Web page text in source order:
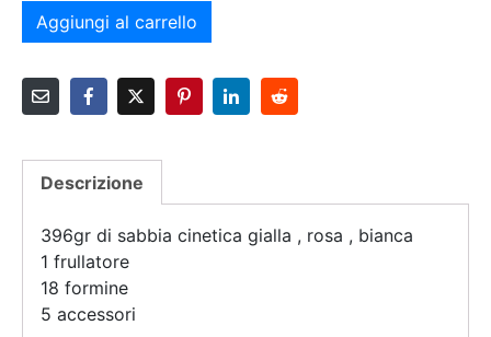
Aggiungi al carrello
Descrizione
396gr di sabbia cinetica gialla , rosa , bianca
1 frullatore
18 formine
5 accessori